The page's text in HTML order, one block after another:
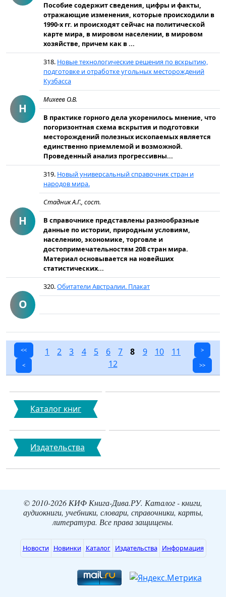
Пособие содержит сведения, цифры и факты,
отражающие изменения, которые происходили в
1990-х гг. и происходят сейчас на политической
карте мира, в мировом населении, в мировом
хозяйстве, причем как в ...
Н
318. Новые технологические решения по вскрытию,
подготовке и отработке угольных месторождений
Кузбасса
Михеев О.В.
В практике горного дела укоренилось мнение, что
погоризонтная схема вскрытия и подготовки
месторождений полезных ископаемых является
единственно приемлемой и возможной.
Проведенный анализ прогрессивны...
Н
319. Новый универсальный справочник стран и
народов мира.
Стадник А.Г., сост.
В справочнике представлены разнообразные
данные по истории, природным условиям,
населению, экономике, торговле и
достопримечательностям 208 стран мира.
Материал основывается на новейших
статистических...
О
320.Обитатели Австралии. Плакат
<<
<
1 2 3 4 5 6 7 8 9 10
11
12
>
>>
Каталог книг
Издательства
© 2010-2026 КИФ Книга-Дива.РУ. Каталог - книги,
аудиокниги, учебники, словари, справочники, карты,
литература. Все права защищены.
Новости Новинки Каталог Издательства Информация